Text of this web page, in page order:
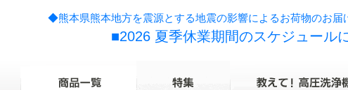
◆熊本県熊本地方を震源とする地震の影響によるお荷物のお
■2026 夏季休業期間のスケジュール